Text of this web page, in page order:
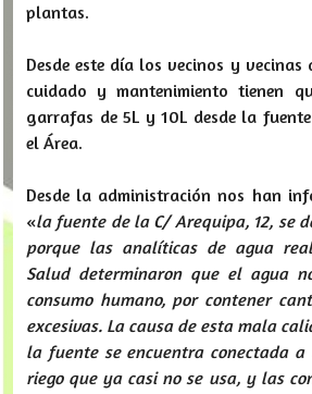
plantas.
Desde este día los vecinos y vecinas
cuidado y mantenimiento tienen
garrafas de 5L y 10L desde la
el Área.
Desde la administración nos han
«la fuente de la C/ Arequipa, 12, se
porque las analíticas de agua
Salud determinaron que el agua
consumo humano, por contener
excesivas. La causa de esta mala
la fuente se encuentra conectada
riego que ya casi no se usa, y las